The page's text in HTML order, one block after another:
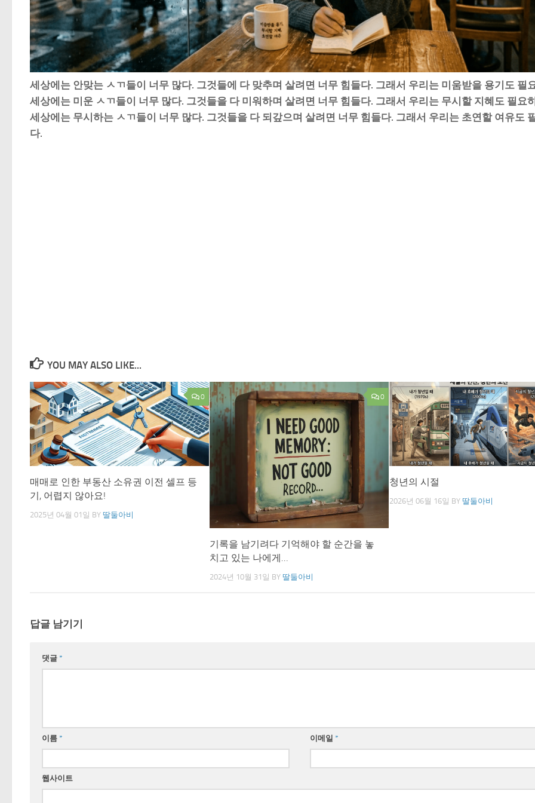
세상에는 안맞는 ㅅㄲ들이 너무 많다. 그것들에 다 맞추며 살려면 너무 힘들다. 그래서 우리는 미움받을 용기도 필
세상에는 미운 ㅅㄲ들이 너무 많다. 그것들을 다 미워하며 살려면 너무 힘들다. 그래서 우리는 무시할 지혜도 필요
세상에는 무시하는 ㅅㄲ들이 너무 많다. 그것들을 다 되갚으며 살려면 너무 힘들다. 그래서 우리는 초연할 여유도
다.
YOU MAY ALSO LIKE...
0
매매로 인한 부동산 소유권 이전 셀프 등
기, 어렵지 않아요!
2025년 04월 01일 BY 딸둘아비
0
기록을 남기려다 기억해야 할 순간을 놓
치고 있는 나에게…
2024년 10월 31일 BY딸둘아비
청년의 시절
2026년 06월 16일 BY딸둘아비
답글 남기기
댓글 *
이름 * 이메일*
웹사이트